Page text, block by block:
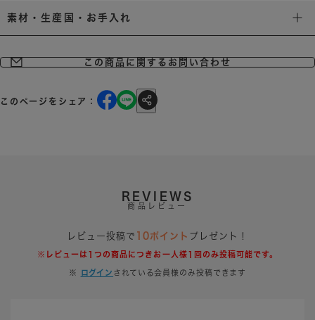
素材・生産国・お手入れ
この商品に関するお問い合わせ
このページをシェア：
REVIEWS
商品レビュー
レビュー投稿で 10ポイント プレゼント！
※レビューは1つの商品につきお一人様1回のみ投稿可能です。
※ ログイン されている会員様のみ投稿できます